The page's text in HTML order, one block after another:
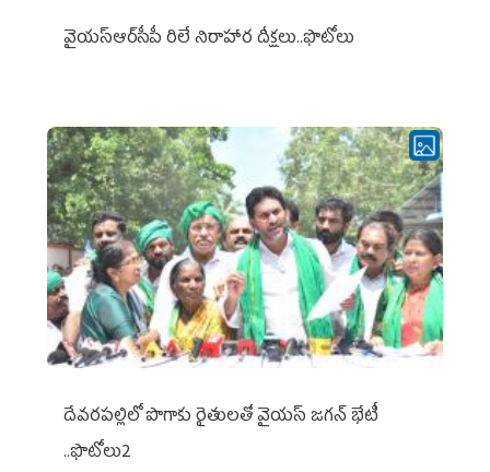
వైయ‌స్ఆర్‌సీపీ రిలే నిరాహార దీక్షలు..ఫొటోలు
దేవరపల్లిలో పొగాకు రైతులతో వైయస్ జగన్ భేటీ
..ఫొటోలు2